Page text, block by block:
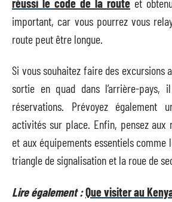
important, car vous pourrez vous
route peut être longue.
Si vous souhaitez faire des excursions
sortie en quad dans l’arrière-pays,
réservations. Prévoyez également
activités sur place. Enfin, pensez aux
et aux équipements essentiels comme
triangle de signalisation et la roue de
Lire également :Que visiter au